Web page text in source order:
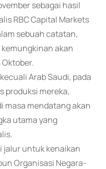
sebagai hasil
RBC Capital Markets
sebuah catatan,
akan
Arab Saudi, pada
produksi mereka,
masa mendatang akan
utama yang
jalur untuk kenaikan
Organisasi Negara-